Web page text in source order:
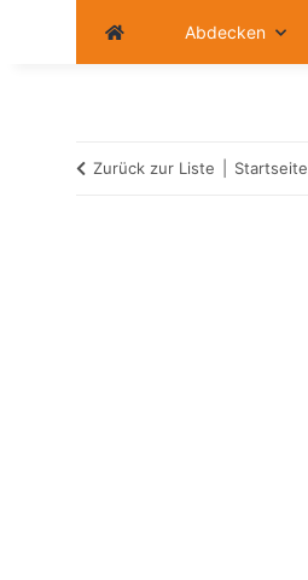
Abdecken
Zurück zur Liste Startseite